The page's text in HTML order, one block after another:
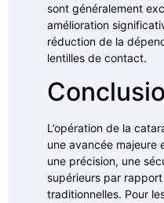
sont généralement
amélioration
réduction de la
lentilles de contact.
L’opération de la
une avancée majeure
une précision, une
supérieurs par
traditionnelles. Pour